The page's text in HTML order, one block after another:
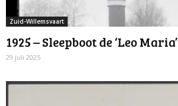
Zuid-Willemsvaart
1925 – Sleepboot de ‘Leo Maria’
29 juli 2025